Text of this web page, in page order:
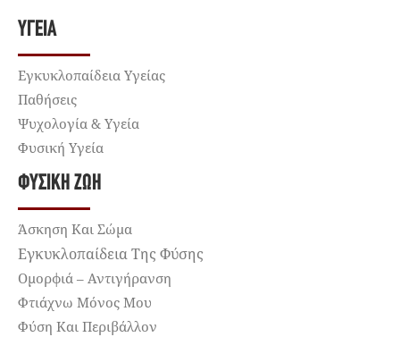
ΥΓΕΊΑ
Εγκυκλοπαίδεια Υγείας
Παθήσεις
Ψυχολογία & Υγεία
Φυσική Υγεία
ΦΥΣΙΚΉ ΖΩΉ
Άσκηση Και Σώμα
Εγκυκλοπαίδεια Της Φύσης
Ομορφιά – Αντιγήρανση
Φτιάχνω Μόνος Μου
Φύση Και Περιβάλλον